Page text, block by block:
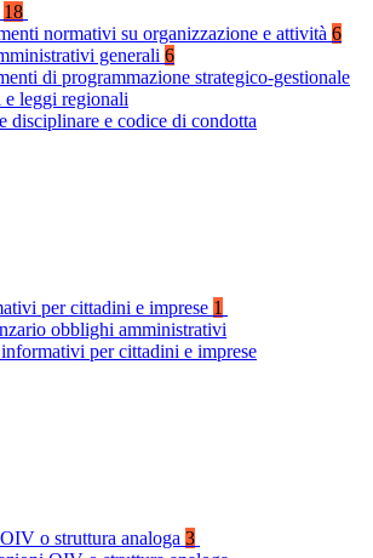
18
normativi su organizzazione e attività 6
generali 6
di programmazione strategico-gestionale
e leggi regionali
disciplinare e codice di condotta
per cittadini e imprese 1
obblighi amministrativi
per cittadini e imprese
o struttura analoga 3